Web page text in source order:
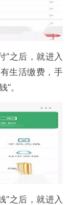
”之后，就进入
生活缴费，手
。
”之后，就进入